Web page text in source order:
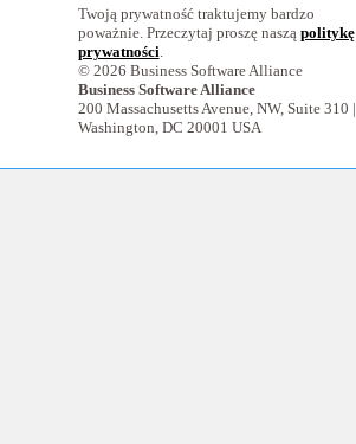
Twoją prywatność traktujemy bardzo
poważnie. Przeczytaj proszę naszą politykę
prywatności
© 2026 Business Software Alliance
Business Software Alliance
200 Massachusetts Avenue, NW, Suite 310 |
Washington, DC 20001 USA